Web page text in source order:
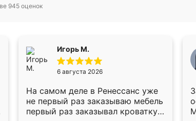
945 оценок
Игорь М.
6 августа 2026
На самом деле в Ренессанс уже
не первый раз заказываю мебель
первый раз заказывал кроватку